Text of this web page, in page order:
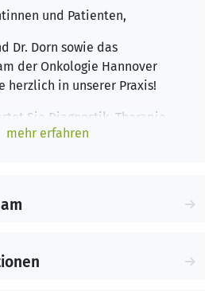
und Patienten,
Dr. Dorn sowie das
der Onkologie Hannover
herzlich in unserer Praxis!
Sie Diagnostik, Therapie
von Krebs- sowie
Praxis und
Ihnen ein freundliches
Therapie und
mehr erfahren